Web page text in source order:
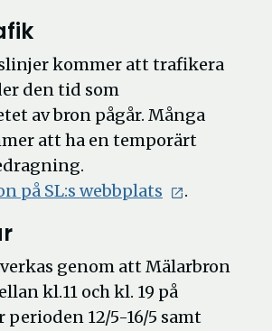
kommer att trafikera
den tid som
av bron pågår. Många
att ha en temporärt
på SL:s webbplats Öppna
fönster
.
genom att Mälarbron
kl.11 och kl. 19 på
perioden 12/5-16/5 samt